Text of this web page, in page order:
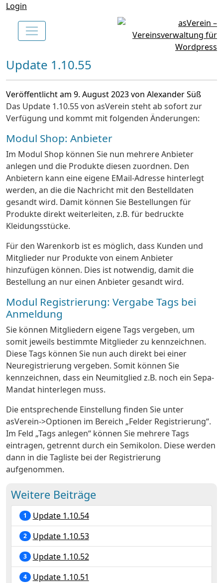
Login
Update 1.10.55
Veröffentlicht am 9. August 2023 von Alexander Süß
Das Update 1.10.55 von asVerein steht ab sofort zur
Verfügung und kommt mit folgenden Änderungen:
Modul Shop: Anbieter
Im Modul Shop können Sie nun mehrere Anbieter
anlegen und die Produkte diesen zuordnen. Den
Anbietern kann eine eigene EMail-Adresse hinterlegt
werden, an die die Nachricht mit den Bestelldaten
gesandt wird. Damit können Sie Bestellungen für
Produkte direkt weiterleiten, z.B. für bedruckte
Kleidungsstücke.
Für den Warenkorb ist es möglich, dass Kunden und
Mitglieder nur Produkte von einem Anbieter
hinzufügen können. Dies ist notwendig, damit die
Bestellung an nur einen Anbieter gesandt wird.
Modul Registrierung: Vergabe Tags bei
Anmeldung
Sie können Mitgliedern eigene Tags vergeben, um
somit jeweils bestimmte Mitglieder zu kennzeichnen.
Diese Tags können Sie nun auch direkt bei einer
Neuregistrierung vergeben. Somit können Sie
kennzeichnen, dass ein Neumitglied z.B. noch ein Sepa-
Mandat hinterlegen muss.
Die entsprechende Einstellung finden Sie unter
asVerein->Optionen im Bereich „Felder Registrierung“.
Im Feld „Tags anlegen“ können Sie mehrere Tags
eintragen, getrennt durch ein Semikolon. Diese werden
dann in die Tagliste bei der Registrierung
aufgenommen.
Weitere Beiträge
1 Update 1.10.54
2 Update 1.10.53
3 Update 1.10.52
4 Update 1.10.51